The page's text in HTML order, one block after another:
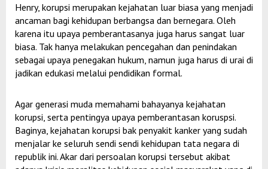
Henry, korupsi merupakan kejahatan luar biasa yang menjadi
ancaman bagi kehidupan berbangsa dan bernegara. Oleh
karena itu upaya pemberantasanya juga harus sangat luar
biasa. Tak hanya melakukan pencegahan dan penindakan
sebagai upaya penegakan hukum, namun juga harus di urai di
jadikan edukasi melalui pendidikan formal.
Agar generasi muda memahami bahayanya kejahatan
korupsi, serta pentingya upaya pemberantasan koruspsi.
Baginya, kejahatan korupsi bak penyakit kanker yang sudah
menjalar ke seluruh sendi sendi kehidupan tata negara di
republik ini. Akar dari persoalan korupsi tersebut akibat